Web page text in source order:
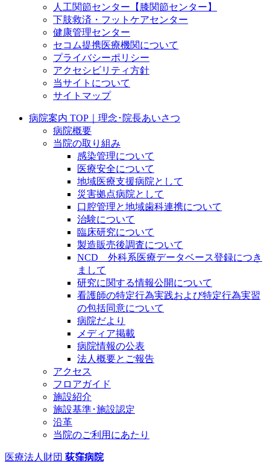
人工関節センター【膝関節センター】
下肢救済・フットケアセンター
健康管理センター
セコム提携医療機関について
プライバシーポリシー
アクセシビリティ方針
当サイトについて
サイトマップ
病院案内 TOP｜理念･院長あいさつ
病院概要
当院の取り組み
感染管理について
医療安全について
地域医療支援病院として
災害拠点病院として
口腔管理と地域歯科連携について
治験について
臨床研究について
製造販売後調査について
NCD 外科系医療データベース登録につき
まして
研究に関する情報公開について
看護師の特定行為実践および特定行為実習
の包括同意について
病院だより
メディア掲載
病院情報の公表
法人概要とご報告
アクセス
フロアガイド
施設紹介
施設基準･施設認定
沿革
当院のご利用にあたり
医療法人財団 荻窪病院